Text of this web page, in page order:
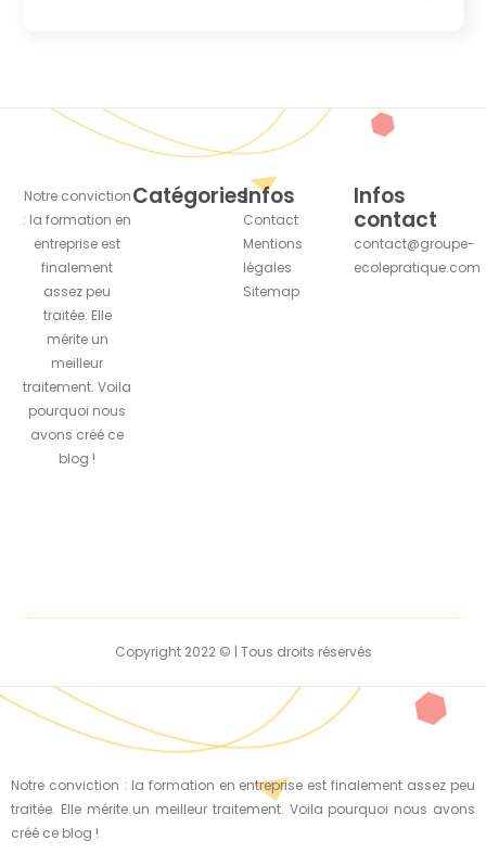
Notre conviction
: la formation en
entreprise est
finalement
assez peu
traitée. Elle
mérite un
meilleur
traitement. Voila
pourquoi nous
avons créé ce
blog !
CatégoriesInfos
Contact
Mentions
légales
Sitemap
Infos
contact
contact@groupe-
ecolepratique.com
Copyright 2022 © | Tous droits réservés
Notre conviction : la formation en entreprise est finalement assez peu
traitée. Elle mérite un meilleur traitement. Voila pourquoi nous avons
créé ce blog !